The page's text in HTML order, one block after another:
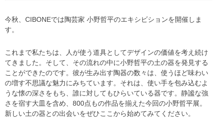
今秋、CIBONEでは陶芸家 小野哲平のエキシビションを開催しま
す。
これまで私たちは、人が使う道具としてデザインの価値を考え続け
てきました。そして、その流れの中に小野哲平の土の器を発見する
ことができたのです。彼が生み出す陶器の数々は、使うほど味わい
の増す不思議な魅力にみちています。それは、使い手を包み込むよ
うな懐の深さをもち、誰に対してもひらいている器です。静謐な強
さを宿す大皿を含め、800点もの作品を揃えた今回の小野哲平展。
新しい土の器との出会いをぜひここから始めてみてください。